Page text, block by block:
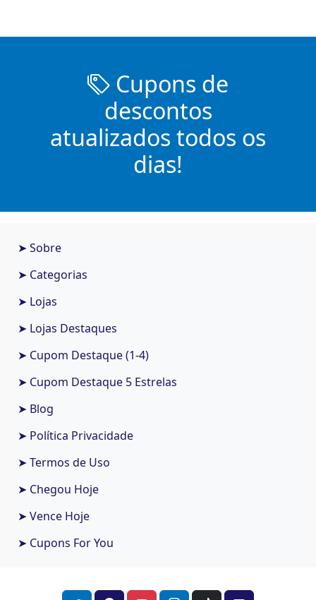
Cupons de
descontos
atualizados todos os
dias!
➤ Sobre
➤ Categorias
➤ Lojas
➤ Lojas Destaques
➤ Cupom Destaque (1-4)
➤ Cupom Destaque 5 Estrelas
➤ Blog
➤ Política Privacidade
➤ Termos de Uso
➤ Chegou Hoje
➤ Vence Hoje
➤ Cupons For You